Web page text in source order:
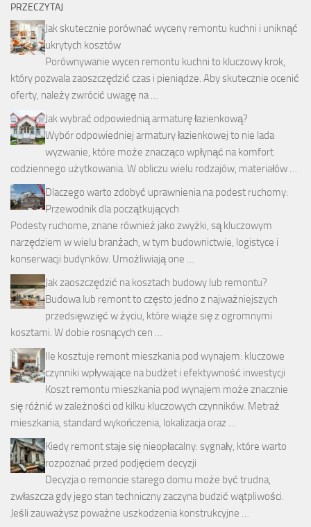
PRZECZYTAJ
Jak skutecznie porównać wyceny remontu kuchni i uniknąć
ukrytych kosztów
Porównywanie wycen remontu kuchni to kluczowy krok,
który pozwala zaoszczędzić czas i pieniądze. Aby skutecznie ocenić
oferty, należy zwrócić uwagę na …
Jak wybrać odpowiednią armaturę łazienkową?
Wybór odpowiedniej armatury łazienkowej to nie lada
wyzwanie, które może znacząco wpłynąć na komfort
codziennego użytkowania. W obliczu wielu rodzajów, materiałów …
Dlaczego warto zdobyć uprawnienia na podest ruchomy:
Przewodnik dla początkujących
Podesty ruchome, znane również jako zwyżki, są kluczowym
narzędziem w wielu branżach, w tym budownictwie, logistyce i
konserwacji budynków. Umożliwiają one …
Jak zaoszczędzić na kosztach budowy lub remontu?
Budowa lub remont to często jedno z najważniejszych
przedsięwzięć w życiu, które wiąże się z ogromnymi
kosztami. W dobie rosnących cen …
Ile kosztuje remont mieszkania pod wynajem: kluczowe
czynniki wpływające na budżet i efektywność inwestycji
Koszt remontu mieszkania pod wynajem może znacznie
się różnić w zależności od kilku kluczowych czynników. Metraż
mieszkania, standard wykończenia, lokalizacja oraz …
Kiedy remont staje się nieopłacalny: sygnały, które warto
rozpoznać przed podjęciem decyzji
Decyzja o remoncie starego domu może być trudna,
zwłaszcza gdy jego stan techniczny zaczyna budzić wątpliwości.
Jeśli zauważysz poważne uszkodzenia konstrukcyjne …